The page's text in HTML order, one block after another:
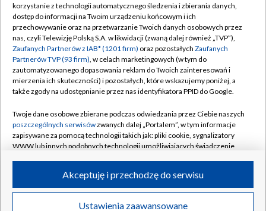
TVP
Abonament TVP
Emisja w TVP
Centrum informacji TVP
Naziemna Telewizja Cyfrowa
Rada Programowa
System NOS
Informacje o nadawcy
Program dla prasy
Regulamin TVP
Polityka prywatności
Moje zgody
Pomoc
Kontakt
Kanały
©2026 Telewizja Polska S.A. w likwidacji
korzystanie z technologii automatycznego śledzenia i zbierania danych,
dostęp do informacji na Twoim urządzeniu końcowym i ich
przechowywanie oraz na przetwarzanie Twoich danych osobowych przez
nas, czyli Telewizję Polską S.A. w likwidacji (zwaną dalej również „TVP”),
Zaufanych Partnerów z IAB* (1201 firm) oraz pozostałych Zaufanych
Partnerów TVP (93 firm), w celach marketingowych (w tym do
zautomatyzowanego dopasowania reklam do Twoich zainteresowań i
mierzenia ich skuteczności) i pozostałych, które wskazujemy poniżej, a
także zgody na udostępnianie przez nas identyfikatora PPID do Google.
Twoje dane osobowe zbierane podczas odwiedzania przez Ciebie naszych
poszczególnych serwisówzwanych dalej „Portalem”, w tym informacje
zapisywane za pomocą technologii takich jak: pliki cookie, sygnalizatory
WWW lub innych podobnych technologii umożliwiających świadczenie
ruchu w Internecie.
Twoje dane osobowe zbierane podczas odwiedzania przez Ciebie
Ustawienia zaawansowane
Akceptuję i przechodzę do serwisu